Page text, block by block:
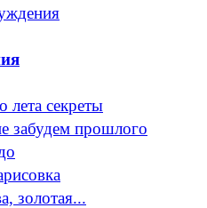
лета секреты
забудем прошлого
золотая...